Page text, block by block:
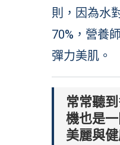
則，因為水
70%，營養
彈力美肌。
常常聽
機也是
美麗與健